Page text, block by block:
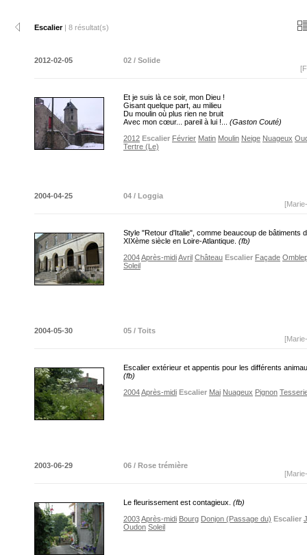
Escalier| 8 résultat(s)
2012-02-05
02 / Solide
Et je suis là ce soir, mon Dieu !
Gisant quelque part, au milieu
Du moulin où plus rien ne bruit
Avec mon cœur... pareil à lui !... (Gaston Couté)
2012 Escalier Février Matin Moulin Neige Nuageux
Tertre (Le)
2004-04-25
04 / Loggia
Style "Retour d'Italie", comme beaucoup de bâtiments
XIXème siècle en Loire-Atlantique. (fb)
2004Après-midiAvril Château Escalier Façade
Soleil
2004-05-30
05 / Toits
Escalier extérieur et appentis pour les différents
(fb)
2004Après-midi Escalier Mai Nuageux Pignon
2003-06-29
06 / Rose trémière
Le fleurissement est contagieux. (fb)
2003Après-midi Bourg Donjon (Passage du) Escalier
Oudon Soleil